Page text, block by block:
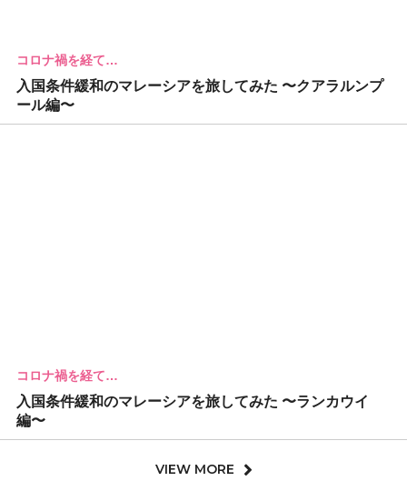
コロナ禍を経て…
入国条件緩和のマレーシアを旅してみた 〜クアラルンプ
ール編〜
コロナ禍を経て…
入国条件緩和のマレーシアを旅してみた 〜ランカウイ
編〜
VIEW MORE